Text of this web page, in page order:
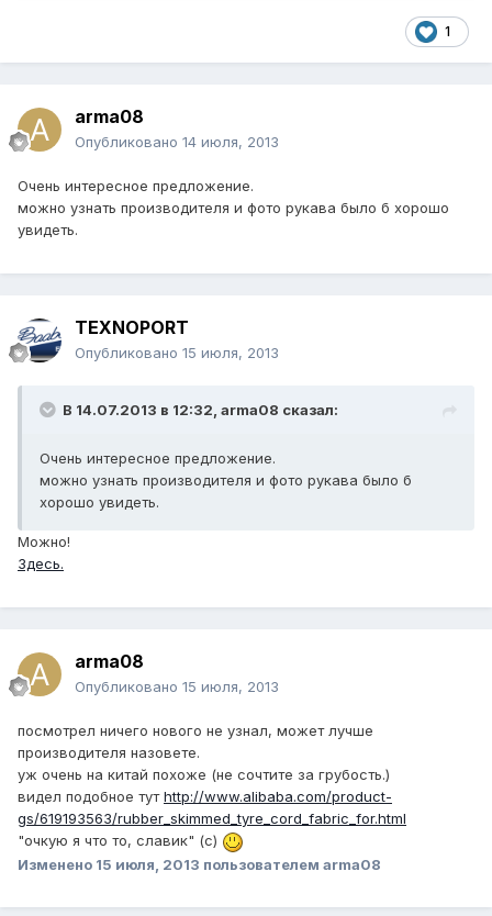
1
arma08
Опубликовано 14 июля, 2013
Очень интересное предложение.
можно узнать производителя и фото рукава было б хорошо
увидеть.
TEXNOPORT
Опубликовано 15 июля, 2013
В 14.07.2013 в 12:32, arma08 сказал:
Очень интересное предложение.
можно узнать производителя и фото рукава было б
хорошо увидеть.
Можно!
Здесь.
arma08
Опубликовано 15 июля, 2013
посмотрел ничего нового не узнал, может лучше
производителя назовете.
уж очень на китай похоже (не сочтите за грубость.)
видел подобное тутhttp://www.alibaba.com/product-
gs/619193563/rubber_skimmed_tyre_cord_fabric_for.html
"очкую я что то, славик" (с)
Изменено 15 июля, 2013 пользователем arma08